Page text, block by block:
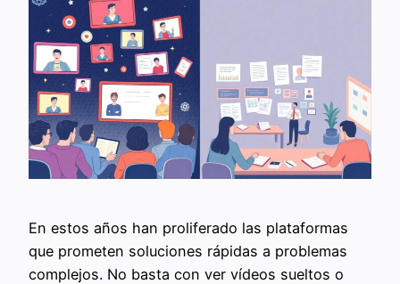
En estos años han proliferado las plataformas
que prometen soluciones rápidas a problemas
complejos. No basta con ver vídeos sueltos o